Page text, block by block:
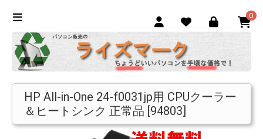
0
HP All-in-One 24-f0031jp用 CPUクーラー
＆ヒートシンク 正常品 [94803]